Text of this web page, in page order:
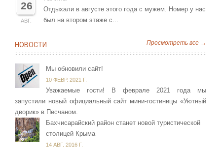
26
АВГ.
Отдыхали в августе этого года с мужем. Номер у нас
был на втором этаже с...
НОВОСТИ Просмотреть все →
Мы обновили сайт!
10 ФЕВР. 2021 Г.
Уважаемые гости! В феврале 2021 года мы
запустили новый официальный сайт мини-гостиницы «Уютный
дворик» в Песчаном.
Бахчисарайский район станет новой туристической
столицей Крыма
14 АВГ. 2016 Г.